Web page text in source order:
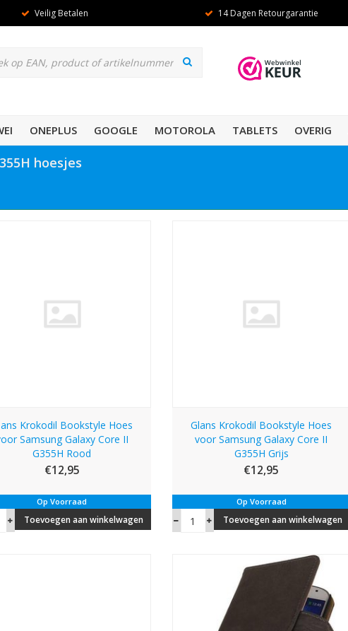
Veilig Betalen 14 Dagen Retourgarantie
ONEPLUS GOOGLE MOTOROLA TABLETS OVERIG
hoesjes
Krokodil Bookstyle Hoes
Samsung Galaxy Core II
G355H Rood
€12,95
Op Voorraad
Toevoegen aan winkelwagen
Glans Krokodil Bookstyle Hoes
voor Samsung Galaxy Core II
G355H Grijs
€12,95
Op Voorraad
Toevoegen aan winkelwagen